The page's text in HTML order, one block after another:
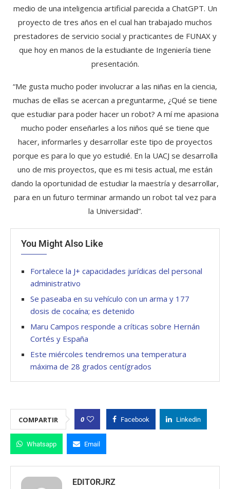
medio de una inteligencia artificial parecida a ChatGPT. Un
proyecto de tres años en el cual han trabajado muchos
prestadores de servicio social y practicantes de FUNAX y
que hoy en manos de la estudiante de Ingeniería tiene
presentación.
“Me gusta mucho poder involucrar a las niñas en la ciencia,
muchas de ellas se acercan a preguntarme, ¿Qué se tiene
que estudiar para poder hacer un robot? A mí me apasiona
mucho poder enseñarles a los niños qué se tiene que
hacer, informarles y desarrollar este tipo de proyectos
porque es para lo que yo estudié. En la UACJ se desarrolla
uno de mis proyectos, que es mi tesis actual, me están
dando la oportunidad de estudiar la maestría y desarrollar,
para en un futuro terminar armando un robot tal vez para
la Universidad”.
You Might Also Like
Fortalece la J+ capacidades jurídicas del personal
administrativo
Se paseaba en su vehículo con un arma y 177
dosis de cocaína; es detenido
Maru Campos responde a críticas sobre Hernán
Cortés y España
Este miércoles tendremos una temperatura
máxima de 28 grados centígrados
COMPARTIR 0 Facebook Linkedin
Whatsapp Email
EDITORJRZ